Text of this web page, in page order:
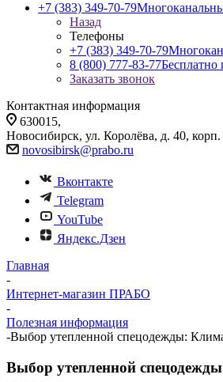
+7 (383) 349-70-79
Назад
Телефоны
+7 (383) 349-70-79
8 (800) 777-83-77Бесплатно
Заказать звонок
Контактная информация
630015,
Новосибирск, ул. Королёва, д. 40, корп.
novosibirsk@prabo.ru
Вконтакте
Telegram
YouTube
Яндекс.Дзен
Главная
-
Интернет-магазин ПРАБО
-
Полезная информация
-Выбор утепленной спецодежды:
Выбор утепленной